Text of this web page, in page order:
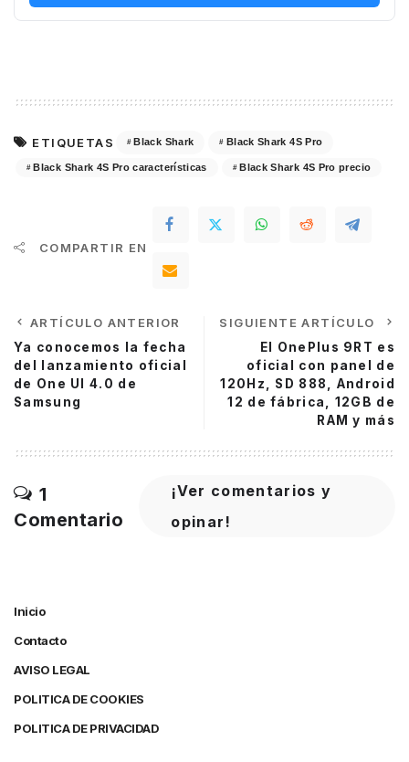
ETIQUETAS Black Shark Black Shark 4S Pro
Black Shark 4S Pro características Black Shark 4S Pro precio
COMPARTIR EN
ARTÍCULO ANTERIOR
Ya conocemos la fecha
del lanzamiento oficial
de One UI 4.0 de
Samsung
SIGUIENTE ARTÍCULO
El OnePlus 9RT es
oficial con panel de
120Hz, SD 888, Android
12 de fábrica, 12GB de
RAM y más
1
Comentario
¡Ver comentarios y
opinar!
Inicio
Contacto
AVISO LEGAL
POLITICA DE COOKIES
POLITICA DE PRIVACIDAD